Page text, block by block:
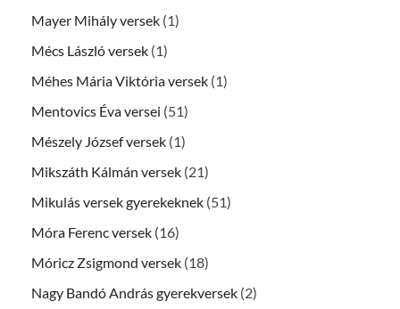
Mayer Mihály versek (1)
Mécs László versek (1)
Méhes Mária Viktória versek (1)
Mentovics Éva versei (51)
Mészely József versek (1)
Mikszáth Kálmán versek (21)
Mikulás versek gyerekeknek (51)
Móra Ferenc versek (16)
Móricz Zsigmond versek (18)
Nagy Bandó András gyerekversek (2)